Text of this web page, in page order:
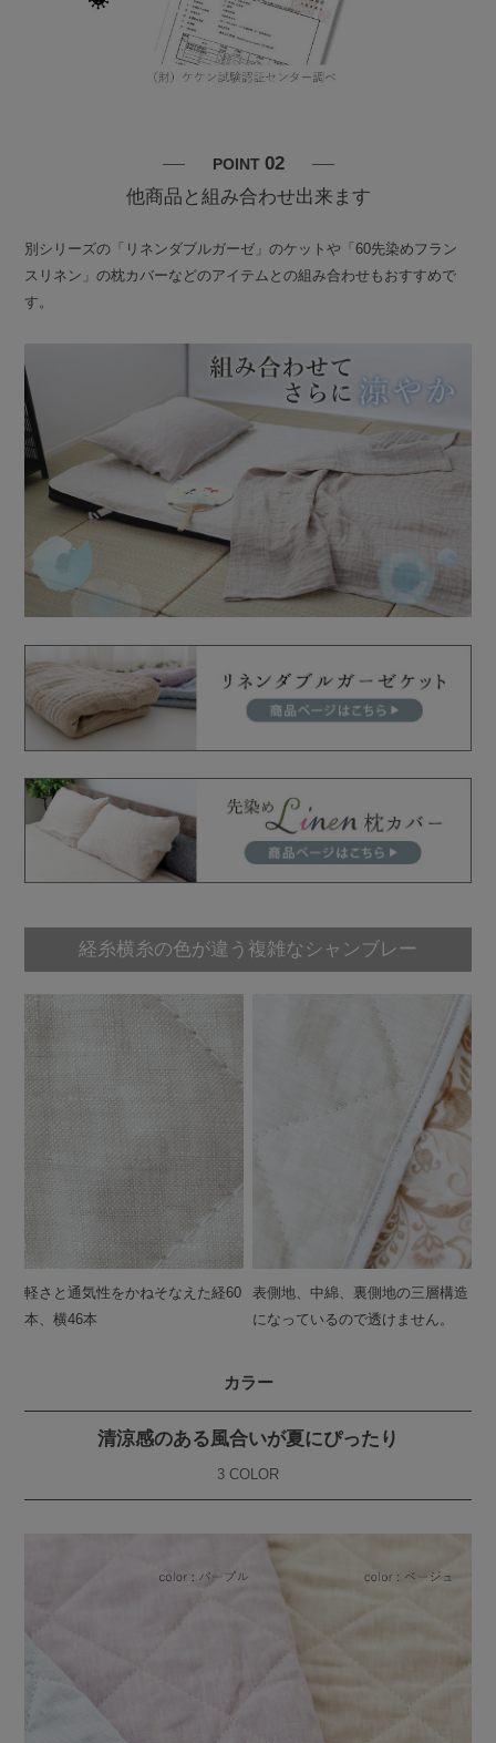
POINT 02
他商品と組み合わせ出来ます
別シリーズの「リネンダブルガーゼ」のケットや「60先染めフラン
スリネン」の枕カバーなどのアイテムとの組み合わせもおすすめで
す。
経糸横糸の色が違う複雑なシャンブレー
軽さと通気性をかねそなえた経60
本、横46本
表側地、中綿、裏側地の三層構造
になっているので透けません。
カラー
清涼感のある風合いが夏にぴったり
3 COLOR